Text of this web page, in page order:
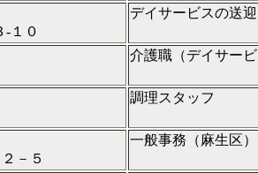
１０
デイサービスの送
介護職（デイサービ
調理スタッフ
－５
一般事務（麻生区）